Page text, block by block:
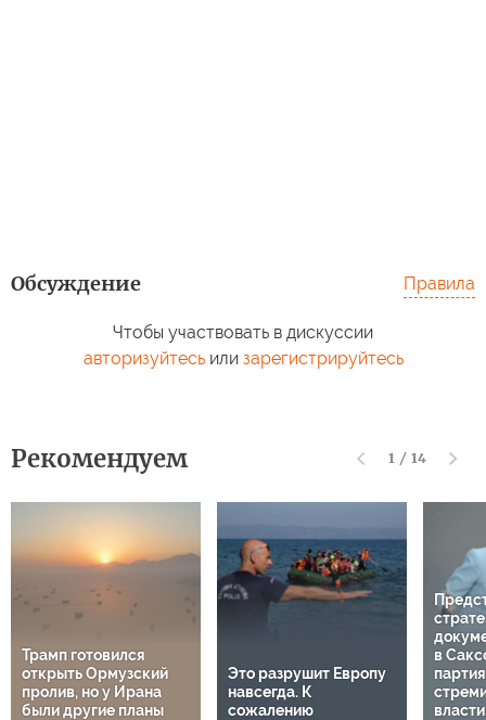
Обсуждение Правила
Чтобы участвовать в дискуссии
авторизуйтесьили зарегистрируйтесь
Рекомендуем 1 / 14
Трамп готовился
открыть Ормузский
пролив, но у Ирана
были другие планы
Это разрушит Европу
навсегда. К
сожалению
в